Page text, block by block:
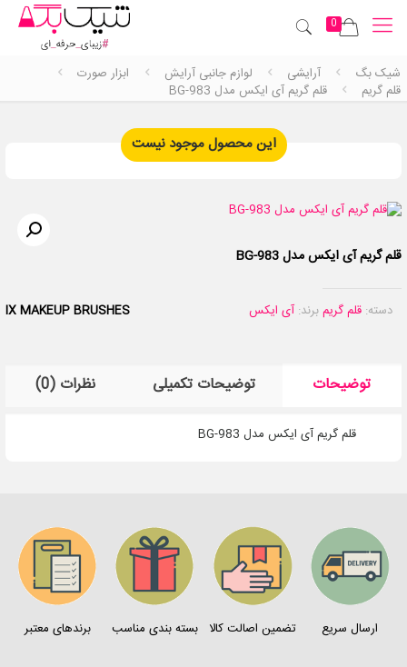
0
شیک بگ آرایشی لوازم جانبی آرایش
ابزار صورت
قلم گریم
قلم گریم آی ایکس مدل BG-983
این محصول موجود نیست
قلم گریم آی ایکس مدل BG-983
IX MAKEUP BRUSHES دسته: قلم گریمبرند: آی ایکس
توضیحات توضیحات تکمیلی نظرات (0)
قلم گریم آی ایکس مدل BG-983
ارسال سریع تضمین اصالت کالا بسته بندی مناسب برندهای معتبر